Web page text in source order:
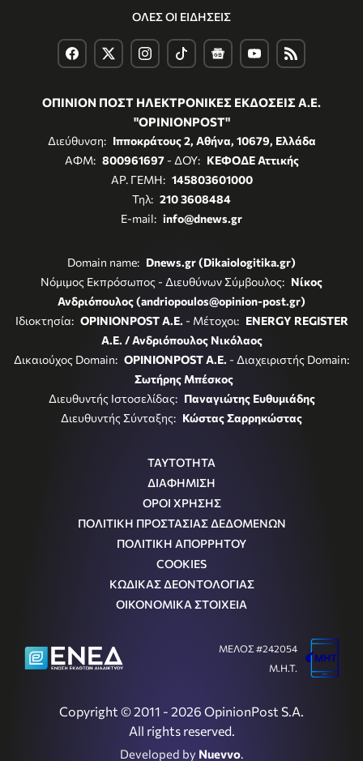
ΟΛΕΣ ΟΙ ΕΙΔΗΣΕΙΣ
ΟΠΙΝΙΟΝ ΠΟΣΤ ΗΛΕΚΤΡΟΝΙΚΕΣ ΕΚΔΟΣΕΙΣ Α.Ε.
"OPINIONPOST"
Διεύθυνση: Ιπποκράτους 2, Αθήνα, 10679, Ελλάδα
ΑΦΜ: 800961697- ΔΟΥ: ΚΕΦΟΔΕ Αττικής
ΑΡ. ΓΕΜΗ: 145803601000
Τηλ: 210 3608484
E-mail: info@dnews.gr
Domain name: Dnews.gr (Dikaiologitika.gr)
Νόμιμος Εκπρόσωπος - Διευθύνων Σύμβουλος: Νίκος
Ανδριόπουλος (andriopoulos@opinion-post.gr)
Ιδιοκτησία: OPINIONPOST A.E. - Μέτοχοι: ENERGY REGISTER
Α.Ε. / Ανδριόπουλος Νικόλαος
Δικαιούχος Domain: OPINIONPOST A.E. - Διαχειριστής Domain:
Σωτήρης Μπέσκος
Διευθυντής Ιστοσελίδας: Παναγιώτης Ευθυμιάδης
Διευθυντής Σύνταξης: Κώστας Σαρρηκώστας
ΤΑΥΤΟΤΗΤΑ
ΔΙΑΦΗΜΙΣΗ
ΟΡΟΙ ΧΡΗΣΗΣ
ΠΟΛΙΤΙΚΗ ΠΡΟΣΤΑΣΙΑΣ ΔΕΔΟΜΕΝΩΝ
ΠΟΛΙΤΙΚΗ ΑΠΟΡΡΗΤΟΥ
COOKIES
ΚΩΔΙΚΑΣ ΔΕΟΝΤΟΛΟΓΙΑΣ
ΟΙΚΟΝΟΜΙΚΑ ΣΤΟΙΧΕΙΑ
Copyright © 2011 - 2026 OpinionPost S.A.
All rights reserved.
Developed by Nuevvo.
ΜΕΛΟΣ #242054
Μ.Η.Τ.